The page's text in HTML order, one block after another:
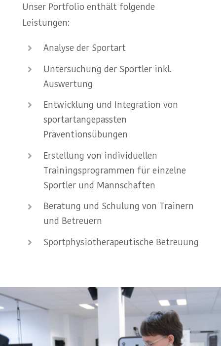
Unser Portfolio enthält folgende
Leistungen:
Analyse der Sportart
Untersuchung der Sportler inkl.
Auswertung
Entwicklung und Integration von
sportartangepassten
Präventionsübungen
Erstellung von individuellen
Trainingsprogrammen für einzelne
Sportler und Mannschaften
Beratung und Schulung von Trainern
und Betreuern
Sportphysiotherapeutische Betreuung